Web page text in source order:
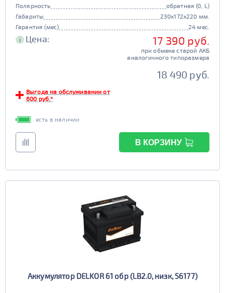
Полярность
обратная (0, L)
Габариты
230x172x220 мм.
Гарантия (мес)
24 мес.
i Цена: 17 390 руб.
при обмене старой АКБ
аналогичного типоразмера
18 490 руб.
Выгода на обслуживании от
600 руб.*
есть в наличии
В КОРЗИНУ
Аккумулятор DELKOR 61 обр (LB2.0, низк, 56177)